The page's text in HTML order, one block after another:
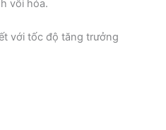
vôi hóa.
với tốc độ tăng trưởng